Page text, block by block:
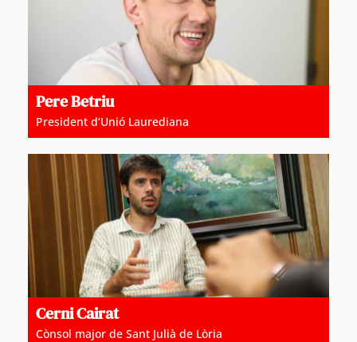
Pere Betriu
President d’Unió Laurediana
Cerni Cairat
Cònsol major de Sant Julià de Lòria